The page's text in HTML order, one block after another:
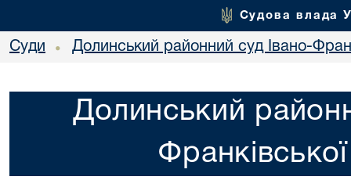
Судова влада
Суди • Долинський районний суд Івано-
Долинський